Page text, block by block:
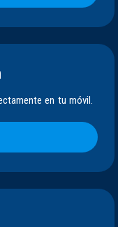
en tu móvil.